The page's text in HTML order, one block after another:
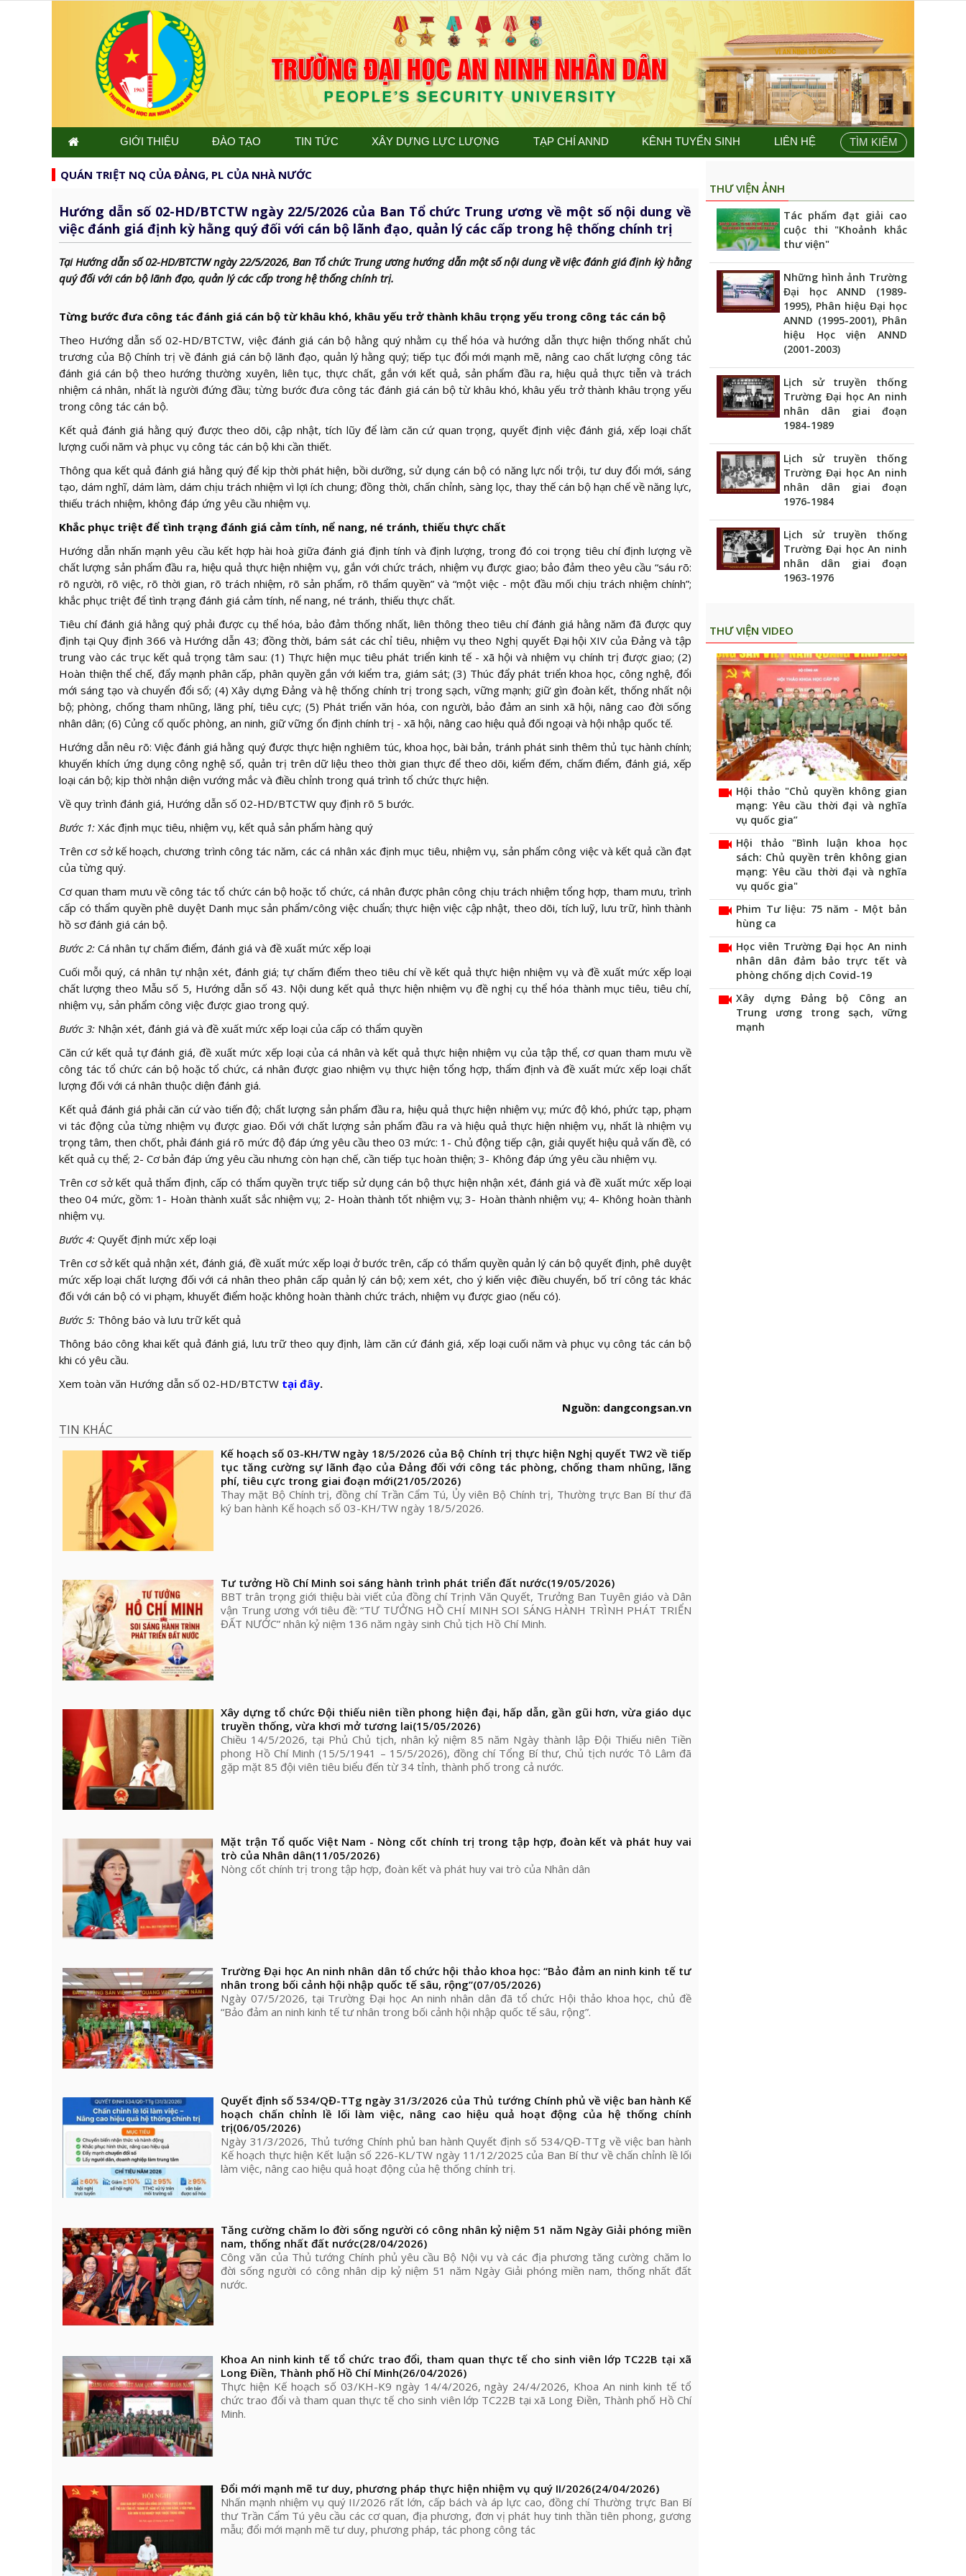
GIỚI THIỆU ĐÀO TẠO TIN TỨC XÂY DỰNG LỰC LƯỢNG TẠP CHÍ ANND KÊNH TUYỂN SINH LIÊN HỆ TÌM KIẾM
QUÁN TRIỆT NQ CỦA ĐẢNG, PL CỦA NHÀ NƯỚC
Hướng dẫn số 02-HD/BTCTW ngày 22/5/2026 của Ban Tổ chức Trung ương về một số nội dung về
việc đánh giá định kỳ hằng quý đối với cán bộ lãnh đạo, quản lý các cấp trong hệ thống chính trị
Tại Hướng dẫn số 02-HD/BTCTW ngày 22/5/2026, Ban Tổ chức Trung ương hướng dẫn một số nội dung về việc đánh giá định kỳ hằng
quý đối với cán bộ lãnh đạo, quản lý các cấp trong hệ thống chính trị.
Từng bước đưa công tác đánh giá cán bộ từ khâu khó, khâu yếu trở thành khâu trọng yếu trong công tác cán bộ
Theo Hướng dẫn số 02-HD/BTCTW, việc đánh giá cán bộ hằng quý nhằm cụ thể hóa và hướng dẫn thực hiện thống nhất chủ
trương của Bộ Chính trị về đánh giá cán bộ lãnh đạo, quản lý hằng quý; tiếp tục đổi mới mạnh mẽ, nâng cao chất lượng công tác
đánh giá cán bộ theo hướng thường xuyên, liên tục, thực chất, gắn với kết quả, sản phẩm đầu ra, hiệu quả thực tiễn và trách
nhiệm cá nhân, nhất là người đứng đầu; từng bước đưa công tác đánh giá cán bộ từ khâu khó, khâu yếu trở thành khâu trọng yếu
trong công tác cán bộ.
Kết quả đánh giá hằng quý được theo dõi, cập nhật, tích lũy để làm căn cứ quan trọng, quyết định việc đánh giá, xếp loại chất
lượng cuối năm và phục vụ công tác cán bộ khi cần thiết.
Thông qua kết quả đánh giá hằng quý để kịp thời phát hiện, bồi dưỡng, sử dụng cán bộ có năng lực nổi trội, tư duy đổi mới, sáng
tạo, dám nghĩ, dám làm, dám chịu trách nhiệm vì lợi ích chung; đồng thời, chấn chỉnh, sàng lọc, thay thế cán bộ hạn chế về năng lực,
thiếu trách nhiệm, không đáp ứng yêu cầu nhiệm vụ.
Khắc phục triệt để tình trạng đánh giá cảm tính, nể nang, né tránh, thiếu thực chất
Hướng dẫn nhấn mạnh yêu cầu kết hợp hài hoà giữa đánh giá định tính và định lượng, trong đó coi trọng tiêu chí định lượng về
chất lượng sản phẩm đầu ra, hiệu quả thực hiện nhiệm vụ, gắn với chức trách, nhiệm vụ được giao; bảo đảm theo yêu cầu “sáu rõ:
rõ người, rõ việc, rõ thời gian, rõ trách nhiệm, rõ sản phẩm, rõ thẩm quyền” và “một việc - một đầu mối chịu trách nhiệm chính”;
khắc phục triệt để tình trạng đánh giá cảm tính, nể nang, né tránh, thiếu thực chất.
Tiêu chí đánh giá hằng quý phải được cụ thể hóa, bảo đảm thống nhất, liên thông theo tiêu chí đánh giá hằng năm đã được quy
định tại Quy định 366 và Hướng dẫn 43; đồng thời, bám sát các chỉ tiêu, nhiệm vụ theo Nghị quyết Đại hội XIV của Đảng và tập
trung vào các trục kết quả trọng tâm sau: (1) Thực hiện mục tiêu phát triển kinh tế - xã hội và nhiệm vụ chính trị được giao; (2)
Hoàn thiện thể chế, đẩy mạnh phân cấp, phân quyền gắn với kiểm tra, giám sát; (3) Thúc đẩy phát triển khoa học, công nghệ, đổi
mới sáng tạo và chuyển đổi số; (4) Xây dựng Đảng và hệ thống chính trị trong sạch, vững mạnh; giữ gìn đoàn kết, thống nhất nội
bộ; phòng, chống tham nhũng, lãng phí, tiêu cực; (5) Phát triển văn hóa, con người, bảo đảm an sinh xã hội, nâng cao đời sống
nhân dân; (6) Củng cố quốc phòng, an ninh, giữ vững ổn định chính trị - xã hội, nâng cao hiệu quả đối ngoại và hội nhập quốc tế.
Hướng dẫn nêu rõ: Việc đánh giá hằng quý được thực hiện nghiêm túc, khoa học, bài bản, tránh phát sinh thêm thủ tục hành chính;
khuyến khích ứng dụng công nghệ số, quản trị trên dữ liệu theo thời gian thực để theo dõi, kiểm đếm, chấm điểm, đánh giá, xếp
loại cán bộ; kịp thời nhận diện vướng mắc và điều chỉnh trong quá trình tổ chức thực hiện.
Về quy trình đánh giá, Hướng dẫn số 02-HD/BTCTW quy định rõ 5 bước.
Bước 1: Xác định mục tiêu, nhiệm vụ, kết quả sản phẩm hàng quý
Trên cơ sở kế hoạch, chương trình công tác năm, các cá nhân xác định mục tiêu, nhiệm vụ, sản phẩm công việc và kết quả cần đạt
của từng quý.
Cơ quan tham mưu về công tác tổ chức cán bộ hoặc tổ chức, cá nhân được phân công chịu trách nhiệm tổng hợp, tham mưu, trình
cấp có thẩm quyền phê duyệt Danh mục sản phẩm/công việc chuẩn; thực hiện việc cập nhật, theo dõi, tích luỹ, lưu trữ, hình thành
hồ sơ đánh giá cán bộ.
Bước 2: Cá nhân tự chấm điểm, đánh giá và đề xuất mức xếp loại
Cuối mỗi quý, cá nhân tự nhận xét, đánh giá; tự chấm điểm theo tiêu chí về kết quả thực hiện nhiệm vụ và đề xuất mức xếp loại
chất lượng theo Mẫu số 5, Hướng dẫn số 43. Nội dung kết quả thực hiện nhiệm vụ đề nghị cụ thể hóa thành mục tiêu, tiêu chí,
nhiệm vụ, sản phẩm công việc được giao trong quý.
Bước 3: Nhận xét, đánh giá và đề xuất mức xếp loại của cấp có thẩm quyền
Căn cứ kết quả tự đánh giá, đề xuất mức xếp loại của cá nhân và kết quả thực hiện nhiệm vụ của tập thể, cơ quan tham mưu về
công tác tổ chức cán bộ hoặc tổ chức, cá nhân được giao nhiệm vụ thực hiện tổng hợp, thẩm định và đề xuất mức xếp loại chất
lượng đối với cá nhân thuộc diện đánh giá.
Kết quả đánh giá phải căn cứ vào tiến độ; chất lượng sản phẩm đầu ra, hiệu quả thực hiện nhiệm vụ; mức độ khó, phức tạp, phạm
vi tác động của từng nhiệm vụ được giao. Đối với chất lượng sản phẩm đầu ra và hiệu quả thực hiện nhiệm vụ, nhất là nhiệm vụ
trọng tâm, then chốt, phải đánh giá rõ mức độ đáp ứng yêu cầu theo 03 mức: 1- Chủ động tiếp cận, giải quyết hiệu quả vấn đề, có
kết quả cụ thể; 2- Cơ bản đáp ứng yêu cầu nhưng còn hạn chế, cần tiếp tục hoàn thiện; 3- Không đáp ứng yêu cầu nhiệm vụ.
Trên cơ sở kết quả thẩm định, cấp có thẩm quyền trực tiếp sử dụng cán bộ thực hiện nhận xét, đánh giá và đề xuất mức xếp loại
theo 04 mức, gồm: 1- Hoàn thành xuất sắc nhiệm vụ; 2- Hoàn thành tốt nhiệm vụ; 3- Hoàn thành nhiệm vụ; 4- Không hoàn thành
nhiệm vụ.
Bước 4: Quyết định mức xếp loại
Trên cơ sở kết quả nhận xét, đánh giá, đề xuất mức xếp loại ở bước trên, cấp có thẩm quyền quản lý cán bộ quyết định, phê duyệt
mức xếp loại chất lượng đối với cá nhân theo phân cấp quản lý cán bộ; xem xét, cho ý kiến việc điều chuyển, bố trí công tác khác
đối với cán bộ có vi phạm, khuyết điểm hoặc không hoàn thành chức trách, nhiệm vụ được giao (nếu có).
Bước 5: Thông báo và lưu trữ kết quả
Thông báo công khai kết quả đánh giá, lưu trữ theo quy định, làm căn cứ đánh giá, xếp loại cuối năm và phục vụ công tác cán bộ
khi có yêu cầu.
Xem toàn văn Hướng dẫn số 02-HD/BTCTW tại đây.
Nguồn: dangcongsan.vn
TIN KHÁC
Kế hoạch số 03-KH/TW ngày 18/5/2026 của Bộ Chính trị thực hiện Nghị quyết TW2 về tiếp
tục tăng cường sự lãnh đạo của Đảng đối với công tác phòng, chống tham nhũng, lãng
phí, tiêu cực trong giai đoạn mới(21/05/2026)
Thay mặt Bộ Chính trị, đồng chí Trần Cẩm Tú, Ủy viên Bộ Chính trị, Thường trực Ban Bí thư đã
ký ban hành Kế hoạch số 03-KH/TW ngày 18/5/2026.
Tư tưởng Hồ Chí Minh soi sáng hành trình phát triển đất nước(19/05/2026)
BBT trân trọng giới thiệu bài viết của đồng chí Trịnh Văn Quyết, Trưởng Ban Tuyên giáo và Dân
vận Trung ương với tiêu đề: “TƯ TƯỞNG HỒ CHÍ MINH SOI SÁNG HÀNH TRÌNH PHÁT TRIỂN
ĐẤT NƯỚC” nhân kỷ niệm 136 năm ngày sinh Chủ tịch Hồ Chí Minh.
Xây dựng tổ chức Đội thiếu niên tiền phong hiện đại, hấp dẫn, gần gũi hơn, vừa giáo dục
truyền thống, vừa khơi mở tương lai(15/05/2026)
Chiều 14/5/2026, tại Phủ Chủ tịch, nhân kỷ niệm 85 năm Ngày thành lập Đội Thiếu niên Tiền
phong Hồ Chí Minh (15/5/1941 – 15/5/2026), đồng chí Tổng Bí thư, Chủ tịch nước Tô Lâm đã
gặp mặt 85 đội viên tiêu biểu đến từ 34 tỉnh, thành phố trong cả nước.
Mặt trận Tổ quốc Việt Nam - Nòng cốt chính trị trong tập hợp, đoàn kết và phát huy vai
trò của Nhân dân(11/05/2026)
Nòng cốt chính trị trong tập hợp, đoàn kết và phát huy vai trò của Nhân dân
Trường Đại học An ninh nhân dân tổ chức hội thảo khoa học: “Bảo đảm an ninh kinh tế tư
nhân trong bối cảnh hội nhập quốc tế sâu, rộng”(07/05/2026)
Ngày 07/5/2026, tại Trường Đại học An ninh nhân dân đã tổ chức Hội thảo khoa học, chủ đề
“Bảo đảm an ninh kinh tế tư nhân trong bối cảnh hội nhập quốc tế sâu, rộng”.
Quyết định số 534/QĐ-TTg ngày 31/3/2026 của Thủ tướng Chính phủ về việc ban hành Kế
hoạch chấn chỉnh lề lối làm việc, nâng cao hiệu quả hoạt động của hệ thống chính
trị(06/05/2026)
Ngày 31/3/2026, Thủ tướng Chính phủ ban hành Quyết định số 534/QĐ-TTg về việc ban hành
Kế hoạch thực hiện Kết luận số 226-KL/TW ngày 11/12/2025 của Ban Bí thư về chấn chỉnh lề lối
làm việc, nâng cao hiệu quả hoạt động của hệ thống chính trị.
Tăng cường chăm lo đời sống người có công nhân kỷ niệm 51 năm Ngày Giải phóng miền
nam, thống nhất đất nước(28/04/2026)
Công văn của Thủ tướng Chính phủ yêu cầu Bộ Nội vụ và các địa phương tăng cường chăm lo
đời sống người có công nhân dịp kỷ niệm 51 năm Ngày Giải phóng miền nam, thống nhất đất
nước.
Khoa An ninh kinh tế tổ chức trao đổi, tham quan thực tế cho sinh viên lớp TC22B tại xã
Long Điền, Thành phố Hồ Chí Minh(26/04/2026)
Thực hiện Kế hoạch số 03/KH-K9 ngày 14/4/2026, ngày 24/4/2026, Khoa An ninh kinh tế tổ
chức trao đổi và tham quan thực tế cho sinh viên lớp TC22B tại xã Long Điền, Thành phố Hồ Chí
Minh.
Đổi mới mạnh mẽ tư duy, phương pháp thực hiện nhiệm vụ quý II/2026(24/04/2026)
Nhấn mạnh nhiệm vụ quý II/2026 rất lớn, cấp bách và áp lực cao, đồng chí Thường trực Ban Bí
thư Trần Cẩm Tú yêu cầu các cơ quan, địa phương, đơn vị phát huy tinh thần tiên phong, gương
mẫu; đổi mới mạnh mẽ tư duy, phương pháp, tác phong công tác
THƯ VIỆN ẢNH
Tác phẩm đạt giải cao
cuộc thi "Khoảnh khắc
thư viện"
Những hình ảnh Trường
Đại học ANND (1989-
1995), Phân hiệu Đại học
ANND (1995-2001), Phân
hiệu Học viện ANND
(2001-2003)
Lịch sử truyền thống
Trường Đại học An ninh
nhân dân giai đoạn
1984-1989
Lịch sử truyền thống
Trường Đại học An ninh
nhân dân giai đoạn
1976-1984
Lịch sử truyền thống
Trường Đại học An ninh
nhân dân giai đoạn
1963-1976
THƯ VIỆN VIDEO
videocam Hội thảo "Chủ quyền không gian
mạng: Yêu cầu thời đại và nghĩa
vụ quốc gia”
videocam Hội thảo "Bình luận khoa học
sách: Chủ quyền trên không gian
mạng: Yêu cầu thời đại và nghĩa
vụ quốc gia"
videocam Phim Tư liệu: 75 năm - Một bản
hùng ca
videocam Học viên Trường Đại học An ninh
nhân dân đảm bảo trực tết và
phòng chống dịch Covid-19
videocam Xây dựng Đảng bộ Công an
Trung ương trong sạch, vững
mạnh